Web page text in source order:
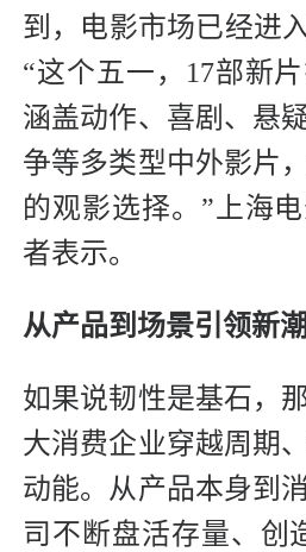
到，电影市场已经进
“这个五一，17部新
涵盖动作、喜剧、悬
争等多类型中外影片
的观影选择。”上海
者表示。
从产品到场景引领新
如果说韧性是基石，
大消费企业穿越周期
动能。从产品本身到
司不断盘活存量、创